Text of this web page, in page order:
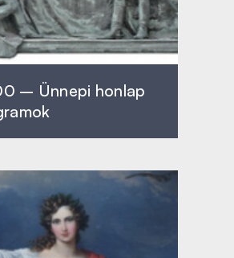
– Ünnepi honlap